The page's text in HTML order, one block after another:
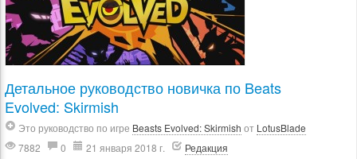
Детальное руководство новичка по Beats
Evolved: Skirmish
Это руководство по игре Beasts Evolved: Skirmish от LotusBlade
7882
0 21 января 2018 г. Редакция